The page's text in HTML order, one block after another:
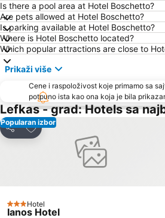
Is there a pool area at Hotel Boschetto?
Are pets allowed at Hotel Boschetto?
Is parking available at Hotel Boschetto?
Where is Hotel Boschetto located?
Which popular attractions are close to
Prikaži više
Cene i raspoloživost koje primamo sa
potpuno ista kao ona koja je bila
Lefkas - grad: Hotels sa
Popularan izbor
Deli
Dodati u favorite
3 Zvezdice
Hotel
Ianos Hotel